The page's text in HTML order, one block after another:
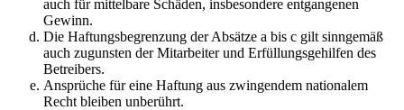
auch für mittelbare Schäden, insbesondere entgangenen
Gewinn.
Die Haftungsbegrenzung der Absätze a bis c gilt sinngemäß
auch zugunsten der Mitarbeiter und Erfüllungsgehilfen des
Betreibers.
Ansprüche für eine Haftung aus zwingendem nationalem
Recht bleiben unberührt.